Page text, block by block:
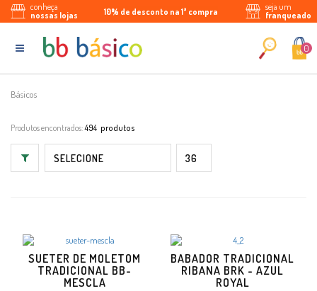
conheça
nossas lojas
10% de desconto na 1ª compra
Enviamos para todo Brasil
Parcele em até 5x sem juros
seja um
franqueado
0
Básicos
Produtos encontrados: 494
SUETER DE MOLETOM
TRADICIONAL BB-
MESCLA
BABADOR TRADICIONAL
RIBANA BRK - AZUL
ROYAL